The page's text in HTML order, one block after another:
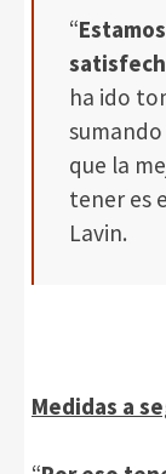
“
ha ido
que la
tener es
Lavin.
Medidas a